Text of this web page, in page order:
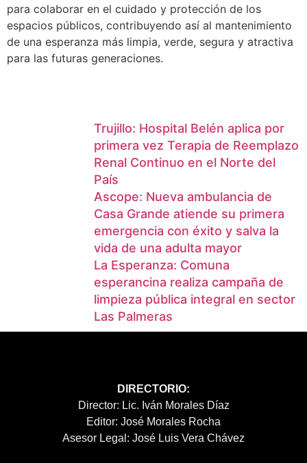
para colaborar en el cuidado y protección de los
espacios públicos, contribuyendo así al mantenimiento
de una esperanza más limpia, verde, segura y atractiva
para las futuras generaciones.
Trujillo: Hospital Belén aplica por
primera vez Terapia de Reemplazo
Renal Continuo en el Norte del
País
Ascope: Nueva ambulancia de
Casa Grande atiende su primera
emergencia con éxito y salva la
vida de una adulta mayor
La Esperanza: Comuna
esperancina realiza campaña de
limpieza pública integral en sector
Las Palmeras
DIRECTORIO:
Director: Lic. Iván Morales Díaz
Editor: José Morales Rocha
Asesor Legal: José Luis Vera Chávez